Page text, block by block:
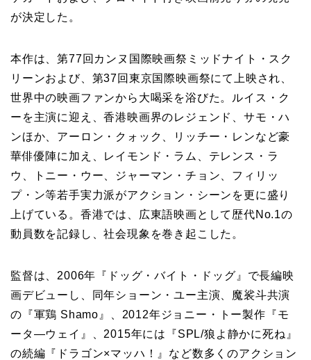
が決定した。
本作は、第77回カンヌ国際映画祭ミッドナイト・スク
リーンおよび、第37回東京国際映画祭にて上映され、
世界中の映画ファンから大喝采を浴びた。ルイス・ク
ーを主演に迎え、香港映画界のレジェンド、サモ・ハ
ンほか、アーロン・クォック、リッチー・レンなど豪
華俳優陣に加え、レイモンド・ラム、テレンス・ラ
ウ、トニー・ウー、ジャーマン・チョン、フィリッ
プ・ン等若手実力派がアクション・シーンを更に盛り
上げている。香港では、広東語映画として歴代No.1の
動員数を記録し、社会現象を巻き起こした。
監督は、2006年『ドッグ・バイト・ドッグ』で長編映
画デビューし、同年ショーン・ユー主演、魔裟斗共演
の『軍鶏 Shamo』、2012年ジョニー・トー製作『モ
ータ―ウェイ』、2015年には『SPL/狼よ静かに死ね』
の続編『ドラゴン×マッハ！』など数多くのアクション